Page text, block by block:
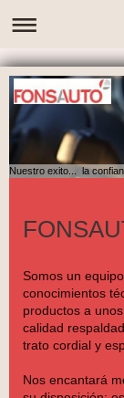
Nuestro exito... la
Somos un
conocimientos
productos a
calidad
trato cordial y
Nos encantará